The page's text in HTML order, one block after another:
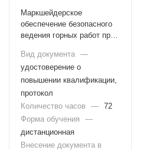
Маркшейдерское
обеспечение безопасного
ведения горных работ при
связанных с пользованием
недрами и их
проектированием (Б.6.1)
Вид документа —
удостоверение о
повышении квалификации,
протокол
Количество часов
— 72
Форма обучения
—
дистанционная
Внесение документа в